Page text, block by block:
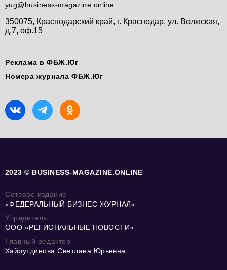
yug@business-magazine.online
350075, Краснодарский край, г. Краснодар, ул. Волжская,
д.7, оф.15
Реклама в ФБЖ.Юг
Номера журнала ФБЖ.Юг
2023 © BUSINESS-MAGAZINE.ONLINE
Сетевое издание
«ФЕДЕРАЛЬНЫЙ БИЗНЕС ЖУРНАЛ»
Учредитель
ООО «РЕГИОНАЛЬНЫЕ НОВОСТИ»
Главный редактор
Хайрутдинова Светлана Юрьевна